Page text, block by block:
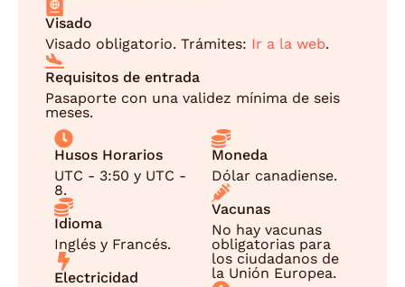
Visado
Visado obligatorio. Trámites: Ir a la web.
Requisitos de entrada
Pasaporte con una validez mínima de seis
meses.
Husos Horarios
UTC - 3:50 y UTC -
8.
Idioma
Inglés y Francés.
Electricidad
Moneda
Dólar canadiense.
Vacunas
No hay vacunas
obligatorias para
los ciudadanos de
la Unión Europea.